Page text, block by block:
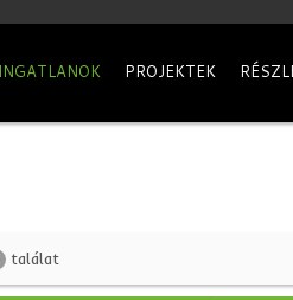
INGATLANOK PROJEKTEK
találat